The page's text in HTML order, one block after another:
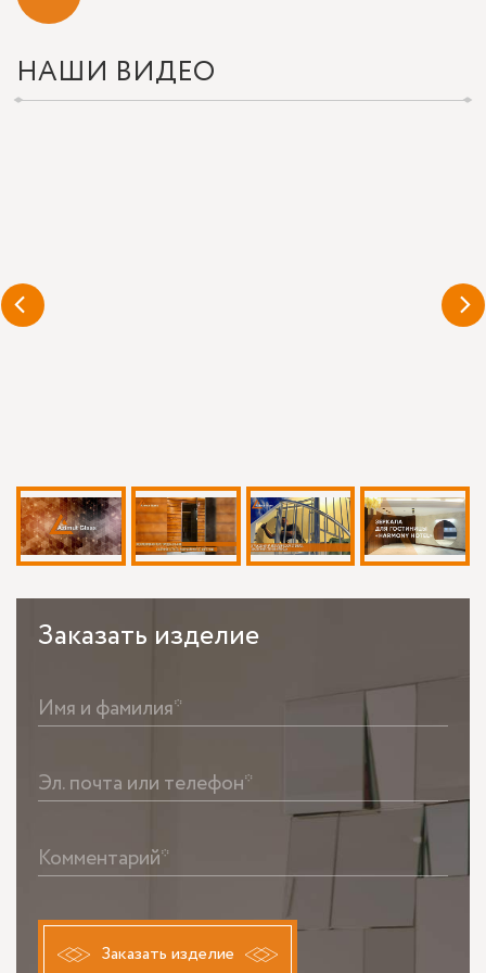
НАШИ ВИДЕО
Заказать изделие
Имя и фамилия*
Эл. почта или телефон*
Комментарий*
Заказать изделие